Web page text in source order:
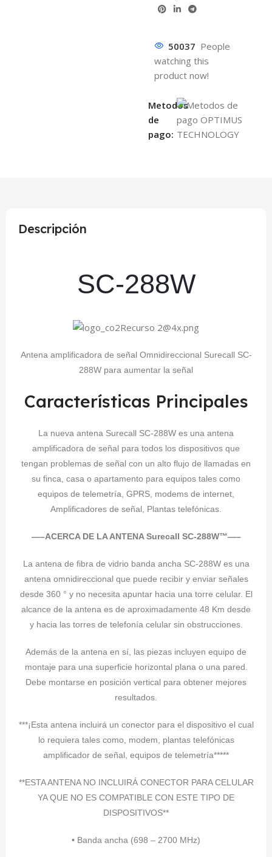
50037 People
watching this
product now!
Metodos
de
pago:
Descripción
SC-288W
Antena amplificadora de señal Omnidireccional Surecall SC-
288W para aumentar la señal
Características Principales
La nueva antena Surecall SC-288W es una antena
amplificadora de señal para todos los dispositivos que
tengan problemas de señal con un alto flujo de llamadas en
su finca, casa o apartamento para equipos tales como
equipos de telemetría, GPRS, modems de internet,
Amplificadores de señal, Plantas telefónicas.
—–ACERCA DE LA ANTENASurecall SC-288W™—–
La antena de fibra de vidrio banda ancha SC-288W es una
antena omnidireccional que puede recibir y enviar señales
desde 360 ° y no necesita apuntar hacia una torre celular. El
alcance de la antena es de aproximadamente 48 Km desde
y hacia las torres de telefonía celular sin obstrucciones.
Además de la antena en sí, las piezas incluyen equipo de
montaje para una superficie horizontal plana o una pared.
Debe montarse en posición vertical para obtener mejores
resultados.
***¡Esta antena incluirá un conector para el dispositivo el cual
lo requiera tales como, modem, plantas telefónicas
amplificador de señal, equipos de telemetría*****
**ESTA ANTENA NO INCLUIRÁ CONECTOR PARA CELULAR
YA QUE NO ES COMPATIBLE CON ESTE TIPO DE
DISPOSITIVOS**
• Banda ancha (698 – 2700 MHz)